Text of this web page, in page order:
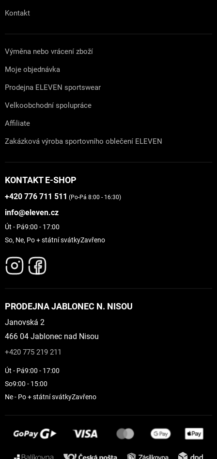
Kontakt
Výměna nebo vrácení zboží
Moje objednávka
Prodejna ELEVEN sportswear
Velkoobchodní spolupráce
Affiliate
Zakázková výroba sportovního oblečení ELEVEN
KONTAKT E-SHOP
+420 776 711 511 (Po-Pá 8:00 - 16:30)
info@eleven.cz
Út - Pá9:00 - 17:00
So, Ne, Po + státní svátkyZavřeno
PRODEJNA JABLONEC N. NISOU
Janovská 2
466 04 Jablonec nad Nisou
+420 775 219 211
Út - Pá9:00 - 17:00
So9:00 - 15:00
Ne - Po + státní svátkyZavřeno